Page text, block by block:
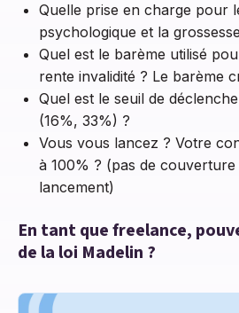
Quelle prise en charge pour
psychologique et la
Quel est le barème utilisé
rente invalidité ? Le barème
Quel est le seuil de
(16%, 33%) ?
Vous vous lancez ? Votre
à 100% ? (pas de
lancement)
En tant que freelance,
de la loi Madelin ?